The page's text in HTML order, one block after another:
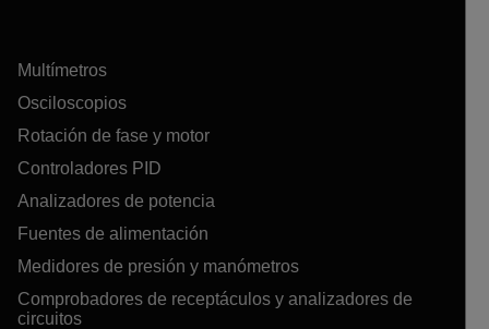
Multímetros
Osciloscopios
Rotación de fase y motor
Controladores PID
Analizadores de potencia
Fuentes de alimentación
Medidores de presión y manómetros
Comprobadores de receptáculos y analizadores de
circuitos